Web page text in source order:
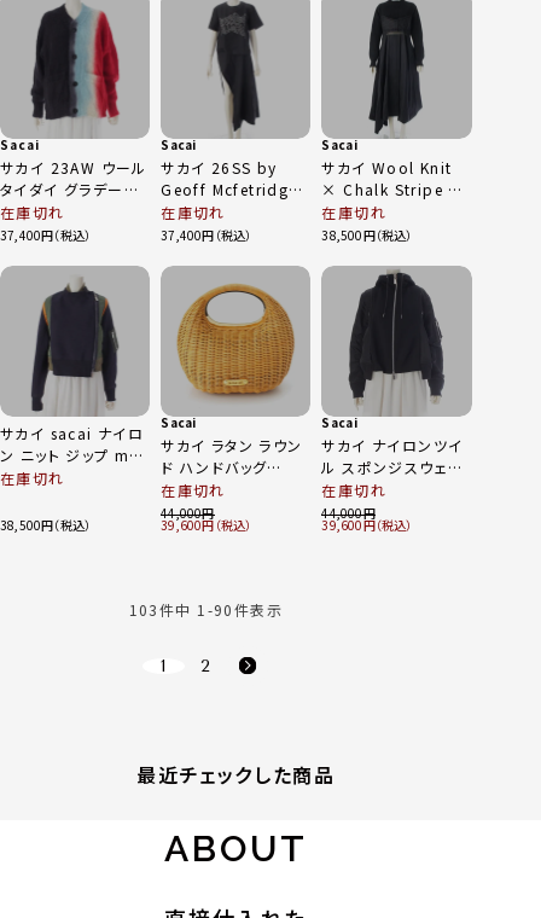
Sacai
サカイ 23AW ウール
タイダイ グラデーシ
ョン ニット カーディ
ガン トップス 23-
ー 1
在庫切れ
37,400
Sacai
サカイ 26SS by
Geoff Mcfetridge
Poplin Dress ポプ
リン グラフィック ド
08353 ブラック ホワ
在庫切れ
37,400
Sacai
サカイ Wool Knit
× Chalk Stripe 切
替 ワンピース ドレス
22-06327 ブラック
在庫切れ
38,500
サカイ sacai ナイロ
ン ニット ジップ ma-
1 ドッキング ブルゾ
06293 ネイビー 1
在庫切れ
38,500
Sacai
サカイ ラタン ラウン
ド ハンドバッグ
S123-01 ナチュラル
在庫切れ
44,000
39,600
Sacai
サカイ ナイロンツイ
ル スポンジスウェッ
ト ドッキング ジップ
アップ フーディー ス
ウェット 25-07685
在庫切れ
44,000
39,600
103件中 1 -90件表示
1 2
最近チェックした商品
ABOUT